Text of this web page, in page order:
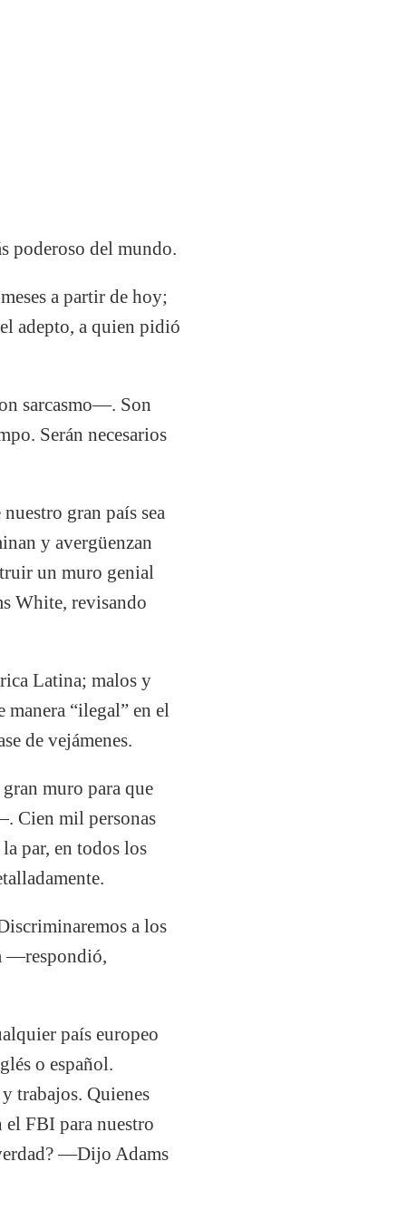
poderoso del mundo.
a partir de hoy;
adepto, a quien pidió
sarcasmo—. Son
Serán necesarios
gran país sea
y avergüenzan
un muro genial
White, revisando
Latina; malos y
“ilegal” en el
de vejámenes.
muro para que
Cien mil personas
par, en todos los
a los
—respondió,
país europeo
o español.
trabajos. Quienes
el FBI para nuestro
—Dijo Adams